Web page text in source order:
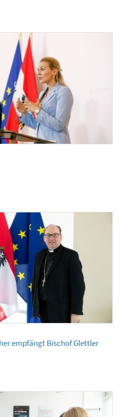
Glettler
empfängt Bischof Glettler